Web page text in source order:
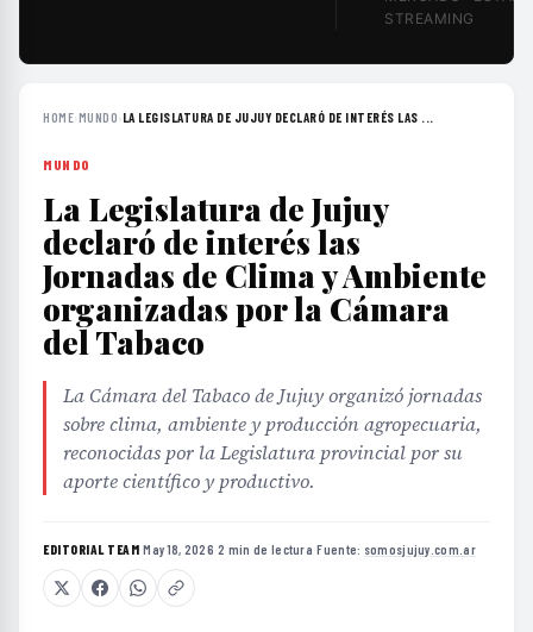
STREAMING
HOME›MUNDO› LA LEGISLATURA DE JUJUY DECLARÓ DE INTERÉS LAS ...
MUNDO
La Legislatura de Jujuy
declaró de interés las
Jornadas de Clima y Ambiente
organizadas por la Cámara
del Tabaco
La Cámara del Tabaco de Jujuy organizó jornadas
sobre clima, ambiente y producción agropecuaria,
reconocidas por la Legislatura provincial por su
aporte científico y productivo.
EDITORIAL TEAM·May 18, 2026·2 min de lectura·Fuente: somosjujuy.com.ar